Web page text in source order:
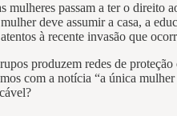
mulheres passam a ter o
deve assumir a casa, a
à recente invasão que
produzem redes de
com a notícia “a única